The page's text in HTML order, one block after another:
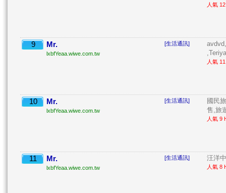
人氣
9 Mr.
lxbfYeaa.wiwe.com.tw
[生活通訊]
人氣
10 Mr.
lxbfYeaa.wiwe.com.tw
[生活通訊]
國民
售,旅
人氣 9
11 Mr.
lxbfYeaa.wiwe.com.tw
[生活通訊] 汪洋
人氣 8